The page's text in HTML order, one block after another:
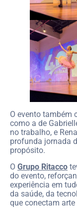
O evento também
como a de
no trabalho, e
profunda jornada
propósito.
O Grupo Ritacco
do evento,
experiência em
da saúde, da
que conectam arte